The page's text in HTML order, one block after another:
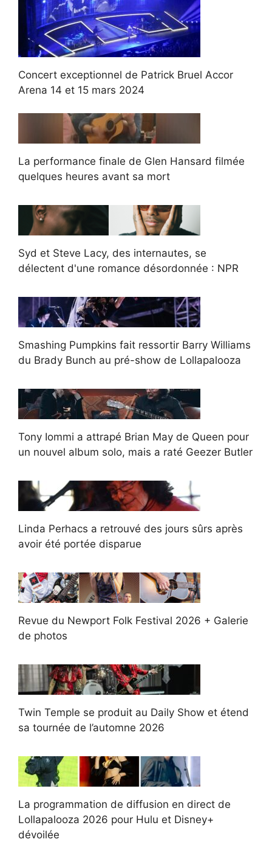
Concert exceptionnel de Patrick Bruel Accor
Arena 14 et 15 mars 2024
La performance finale de Glen Hansard filmée
quelques heures avant sa mort
Syd et Steve Lacy, des internautes, se
délectent d'une romance désordonnée : NPR
Smashing Pumpkins fait ressortir Barry Williams
du Brady Bunch au pré-show de Lollapalooza
Tony Iommi a attrapé Brian May de Queen pour
un nouvel album solo, mais a raté Geezer Butler
Linda Perhacs a retrouvé des jours sûrs après
avoir été portée disparue
Revue du Newport Folk Festival 2026 + Galerie
de photos
Twin Temple se produit au Daily Show et étend
sa tournée de l’automne 2026
La programmation de diffusion en direct de
Lollapalooza 2026 pour Hulu et Disney+
dévoilée